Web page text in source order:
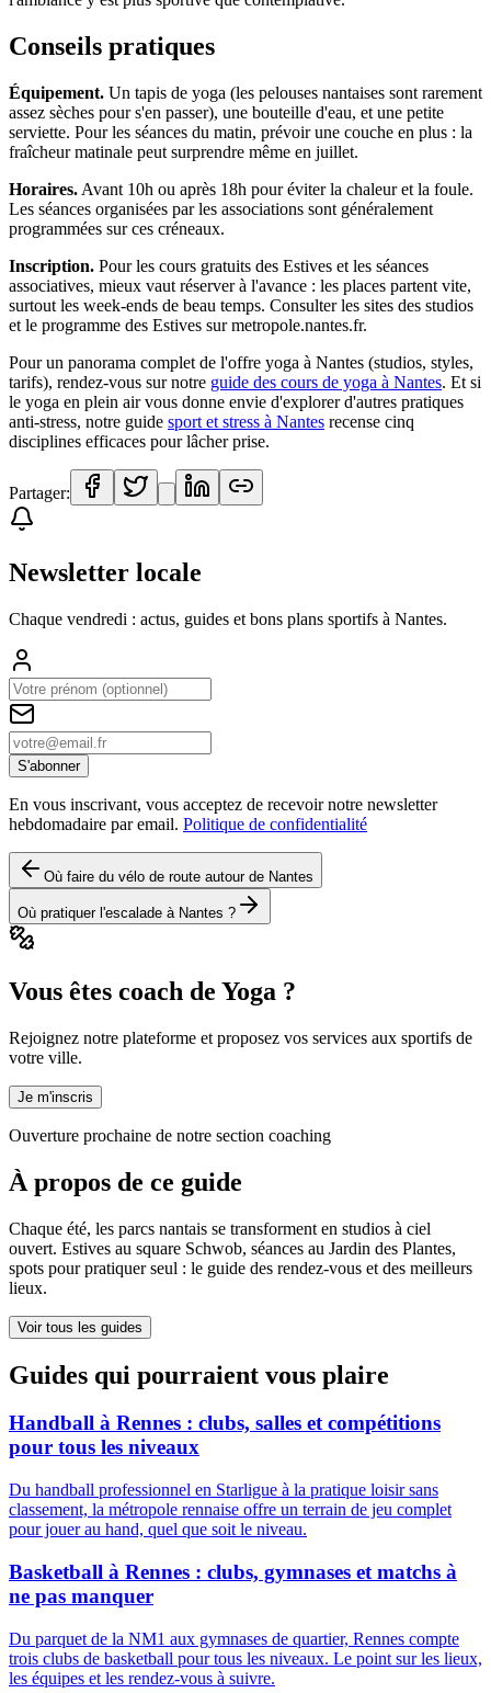
Conseils pratiques
Équipement. Un tapis de yoga (les pelouses nantaises sont rarement
assez sèches pour s'en passer), une bouteille d'eau, et une petite
serviette. Pour les séances du matin, prévoir une couche en plus : la
fraîcheur matinale peut surprendre même en juillet.
Horaires. Avant 10h ou après 18h pour éviter la chaleur et la foule.
Les séances organisées par les associations sont généralement
programmées sur ces créneaux.
Inscription. Pour les cours gratuits des Estives et les séances
associatives, mieux vaut réserver à l'avance : les places partent vite,
surtout les week-ends de beau temps. Consulter les sites des studios
et le programme des Estives sur metropole.nantes.fr.
Pour un panorama complet de l'offre yoga à Nantes (studios, styles,
tarifs), rendez-vous sur notre guide des cours de yoga à Nantes. Et si
le yoga en plein air vous donne envie d'explorer d'autres pratiques
anti-stress, notre guide sport et stress à Nantes recense cinq
disciplines efficaces pour lâcher prise.
Partager:
Newsletter locale
Chaque vendredi : actus, guides et bons plans sportifs à Nantes.
S'abonner
En vous inscrivant, vous acceptez de recevoir notre newsletter
hebdomadaire par email. Politique de confidentialité
Où faire du vélo de route autour de Nantes
Où pratiquer l'escalade à Nantes ?
Vous êtes coach de Yoga ?
Rejoignez notre plateforme et proposez vos services aux sportifs de
votre ville.
Je m'inscris
Ouverture prochaine de notre section coaching
À propos de ce guide
Chaque été, les parcs nantais se transforment en studios à ciel
ouvert. Estives au square Schwob, séances au Jardin des Plantes,
spots pour pratiquer seul : le guide des rendez-vous et des meilleurs
lieux.
Voir tous les guides
Guides qui pourraient vous plaire
Handball à Rennes : clubs, salles et compétitions
pour tous les niveaux
Du handball professionnel en Starligue à la pratique loisir sans
classement, la métropole rennaise offre un terrain de jeu complet
pour jouer au hand, quel que soit le niveau.
Basketball à Rennes : clubs, gymnases et matchs à
ne pas manquer
Du parquet de la NM1 aux gymnases de quartier, Rennes compte
trois clubs de basketball pour tous les niveaux. Le point sur les lieux,
les équipes et les rendez-vous à suivre.